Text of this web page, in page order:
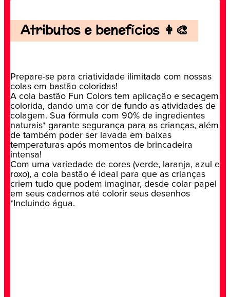
Atributos e benefícios 👩‍🎨
Prepare-se para criatividade ilimitada com nossas
colas em bastão coloridas!
A cola bastão Fun Colors tem aplicação e secagem
colorida, dando uma cor de fundo as atividades de
colagem. Sua fórmula com 90% de ingredientes
naturais* garante segurança para as crianças, além
de também poder ser lavada em baixas
temperaturas após momentos de brincadeira
intensa!
Com uma variedade de cores (verde, laranja, azul e
roxo), a cola bastão é ideal para que as crianças
criem tudo que podem imaginar, desde colar papel
em seus cadernos até colorir seus desenhos
*Incluindo água.